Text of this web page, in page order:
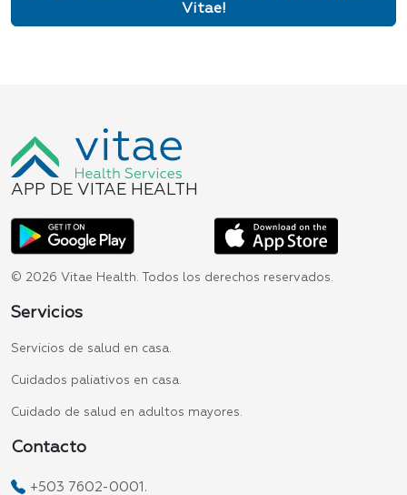
Vitae!
APP DE VITAE HEALTH
© 2026 Vitae Health. Todos los derechos reservados.
Servicios
Servicios de salud en casa.
Cuidados paliativos en casa.
Cuidado de salud en adultos mayores.
Contacto
+503 7602-0001.